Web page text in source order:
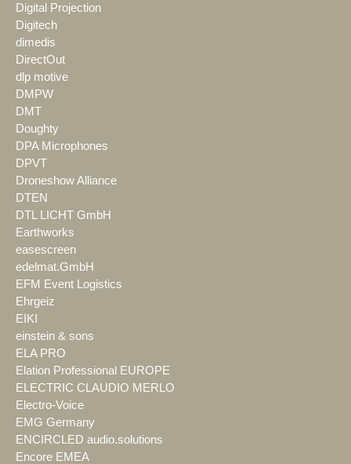
Digital Projection
Digitech
dimedis
DirectOut
dlp motive
DMPW
DMT
Doughty
DPA Microphones
DPVT
Droneshow Alliance
DTEN
DTL LICHT GmbH
Earthworks
easescreen
edelmat.GmbH
EFM Event Logistics
Ehrgeiz
EIKI
einstein & sons
ELA PRO
Elation Professional EUROPE
ELECTRIC CLAUDIO MERLO
Electro-Voice
EMG Germany
ENCIRCLED audio.solutions
Encore EMEA